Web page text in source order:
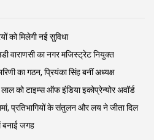
को मिलेगी नई सुविधा
वाराणसी का नगर मजिस्ट्रेट नियुक्त
का गठन, प्रियंका सिंह बनीं अध्यक्ष
को टाइम्स ऑफ इंडिया इकोप्रेन्योर अवॉर्ड
प्रतिभागियों के संतुलन और लय ने जीता दिल
बनाई जगह